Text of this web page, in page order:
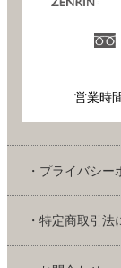
営業時
・プライバシー
・特定商取引